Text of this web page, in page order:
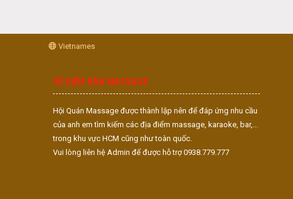
Vietnames
VỀ DIỄN ĐÀN MASSAGE
Hội Quán Massage được thành lập nên để đáp ứng nhu cầu
của anh em tìm kiếm các địa điểm massage, karaoke, bar,...
trong khu vực HCM cũng như toàn quốc.
Vui lòng liên hệ Admin để được hỗ trợ 0938.779.777